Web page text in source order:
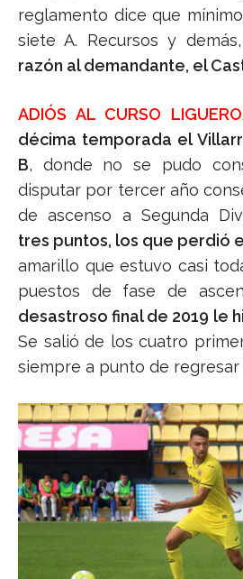
reglamento dice que
siete A. Recursos y
razón al demandante, el
ADIÓS AL CURSO
décima temporada el
B, donde no se pudo
disputar por tercer año
de ascenso a Segunda
tres puntos, los que perdió
amarillo que estuvo casi
puestos de fase de
desastroso final de 2019 le
Se salió de los cuatro
siempre a punto de regresar